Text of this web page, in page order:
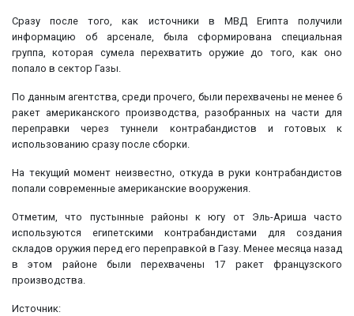
Сразу после того, как источники в МВД Египта получили
информацию об арсенале, была сформирована специальная
группа, которая сумела перехватить оружие до того, как оно
попало в сектор Газы.
По данным агентства, среди прочего, были перехвачены не менее 6
ракет американского производства, разобранных на части для
переправки через туннели контрабандистов и готовых к
использованию сразу после сборки.
На текущий момент неизвестно, откуда в руки контрабандистов
попали современные американские вооружения.
Отметим, что пустынные районы к югу от Эль-Ариша часто
используются египетскими контрабандистами для создания
складов оружия перед его переправкой в Газу. Менее месяца назад
в этом районе были перехвачены 17 ракет французского
производства.
Источник: